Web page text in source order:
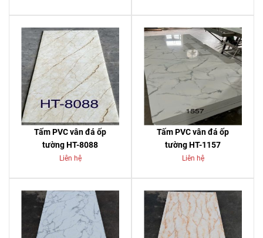
Tấm PVC vân đá ốp
tường HT-8088
Liên hệ
Tấm PVC vân đá ốp
tường HT-1157
Liên hệ